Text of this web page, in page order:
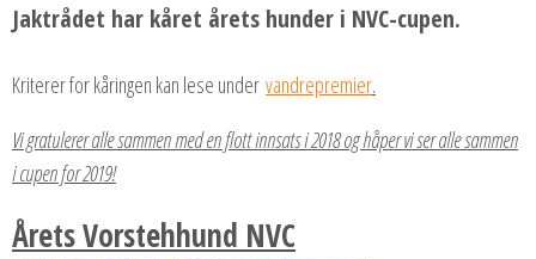
Jaktrådet har kåret årets hunder i NVC-cupen.
Kriterer for kåringen kan lese under vandrepremier.
Vi gratulerer alle sammen med en flott innsats i 2018 og håper vi ser alle sammen
i cupen for 2019!
Årets Vorstehhund NVC